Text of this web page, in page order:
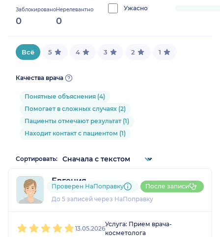
Заблокировано
0
Нерелевантно
0
12.5%
Ужасно
progress:
Всё 5 4 3 2 1
Качества врача
Понятные объяснения (4)
Помогает в сложных случаях (2)
Пациенты отмечают результат (1)
Находит контакт с пациентом (1)
Сортировать:
Евгения
2 отзыва
До 5 записей через НаПоправку
Проверен НаПоправку После записи
13.05.2026
Услуга: Прием врача-
косметолога